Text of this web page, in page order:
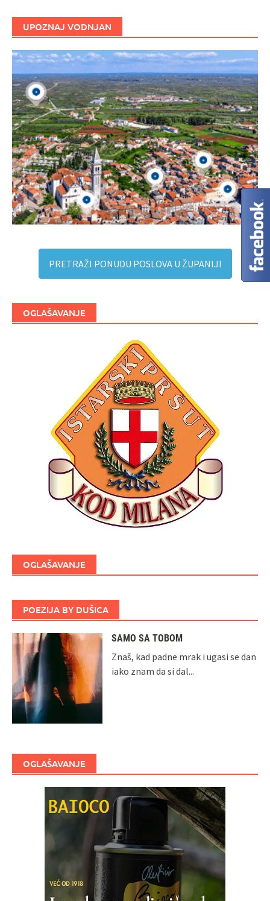
UPOZNAJ VODNJAN
PRETRAŽI PONUDU POSLOVA U ŽUPANIJI
OGLAŠAVANJE
OGLAŠAVANJE
POEZIJA BY DUŠICA
SAMO SA TOBOM
Znaš, kad padne mrak i ugasi se dan
iako znam da si dal...
OGLAŠAVANJE